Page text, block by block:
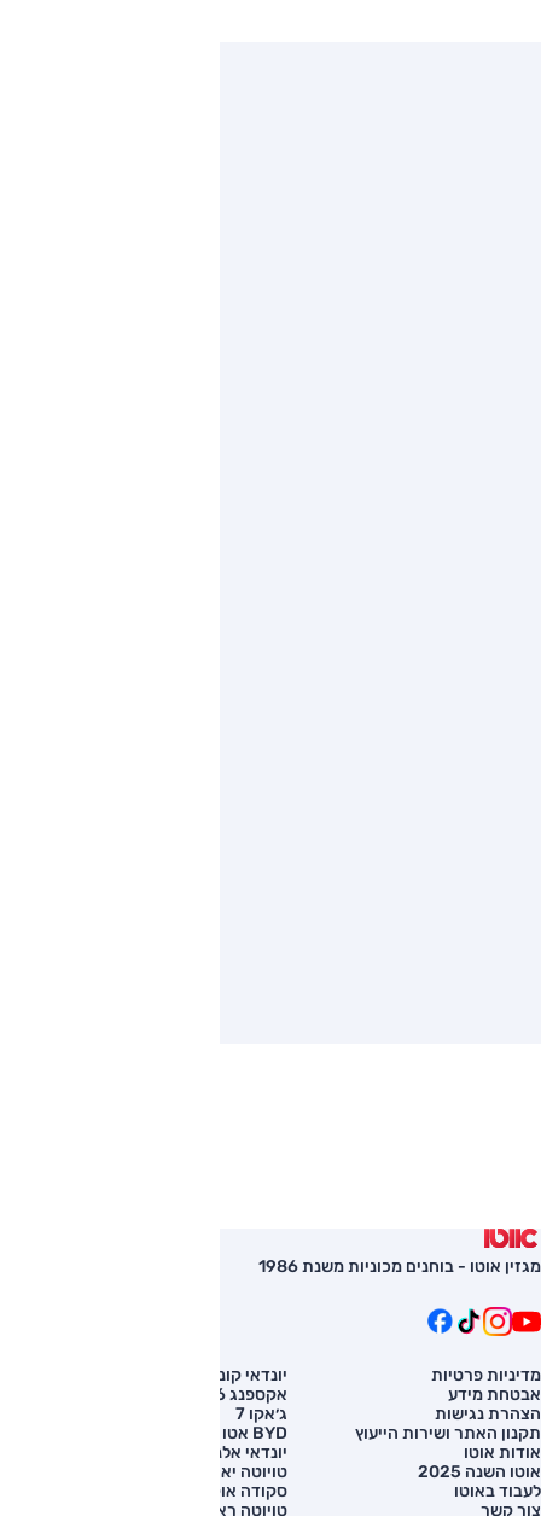
מגזין אוטו - בוחנים מכוניות משנת 1986
מדיניות פרטיות
אבטחת מידע
הצהרת נגישות
תקנון האתר ושירות הייעוץ
אודות אוטו
אוטו השנה 2025
לעבוד באוטו
צור קשר
יונדאי קונה
אקספנג G6
ג׳אקו 7
BYD אטו 3
יונדאי אלנטרה
טויוטה יאריס קרוס
סקודה אוקטביה
טויוטה ראב 4